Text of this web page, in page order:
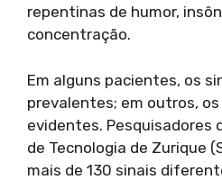
repentinas de humor,
concentração.
Em alguns pacientes, os
prevalentes; em outros,
evidentes. Pesquisadores
de Tecnologia de Zurique
mais de 130 sinais